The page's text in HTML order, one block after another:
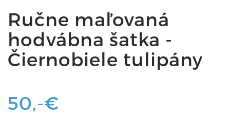
Ručne maľovaná
hodvábna šatka -
Čiernobiele tulipány
50,-€